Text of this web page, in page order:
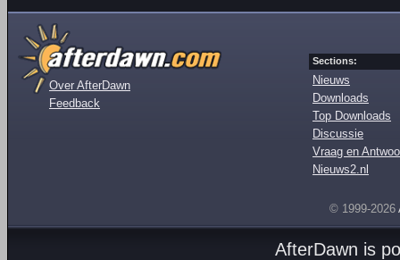
Over AfterDawn
Feedback
Sections:
Nieuws
Downloads
Top Downloads
Discussie
Vraag en
Nieuws2.nl
© 1999-2026
AfterDawn is